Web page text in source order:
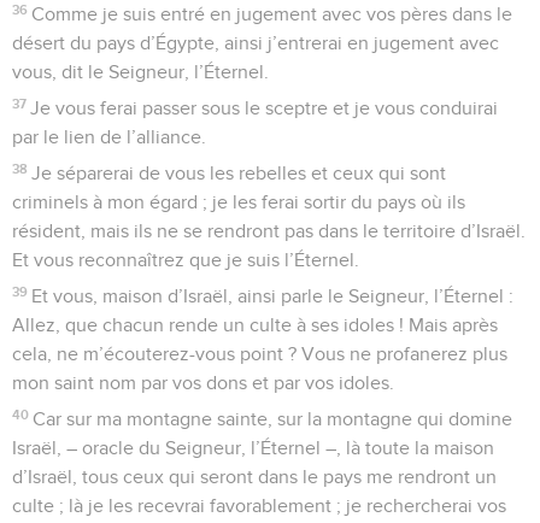
36 Comme je suis entré en jugement avec vos pères dans le
désert du pays d’Égypte, ainsi j’entrerai en jugement avec
vous, dit le Seigneur, l’Éternel.
37 Je vous ferai passer sous le sceptre et je vous conduirai
par le lien de l’alliance.
38 Je séparerai de vous les rebelles et ceux qui sont
criminels à mon égard ; je les ferai sortir du pays où ils
résident, mais ils ne se rendront pas dans le territoire d’Israël.
Et vous reconnaîtrez que je suis l’Éternel.
39 Et vous, maison d’Israël, ainsi parle le Seigneur, l’Éternel :
Allez, que chacun rende un culte à ses idoles ! Mais après
cela, ne m’écouterez-vous point ? Vous ne profanerez plus
mon saint nom par vos dons et par vos idoles.
40 Car sur ma montagne sainte, sur la montagne qui domine
Israël, – oracle du Seigneur, l’Éternel –, là toute la maison
d’Israël, tous ceux qui seront dans le pays me rendront un
culte ; là je les recevrai favorablement ; je rechercherai vos